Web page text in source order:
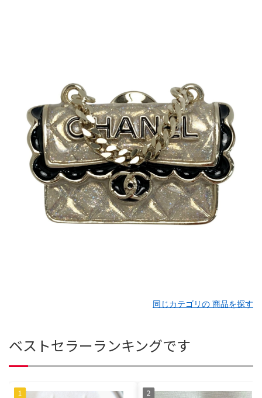
同じカテゴリの 商品を探す
ベストセラーランキングです